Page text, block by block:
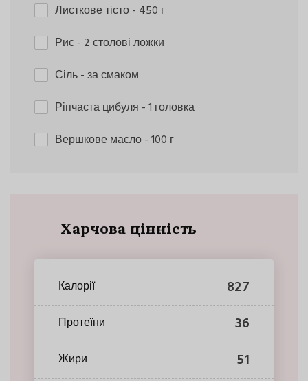
Листкове тісто- 450 г
Рис- 2 столові ложки
Сіль- за смаком
Ріпчаста цибуля - 1 головка
Вершкове масло- 100 г
Харчова цінність
Калорії 827
Протеїни 36
Жири 51